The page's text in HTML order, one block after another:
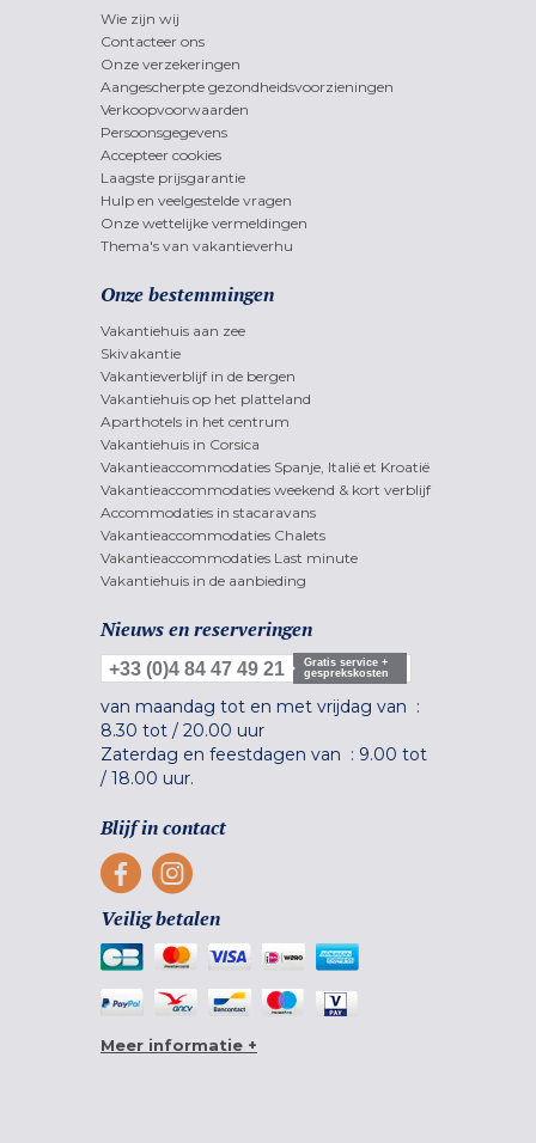
Wie zijn wij
Contacteer ons
Onze verzekeringen
Aangescherpte gezondheidsvoorzieningen
Verkoopvoorwaarden
Persoonsgegevens
Accepteer cookies
Laagste prijsgarantie
Hulp en veelgestelde vragen
Onze wettelijke vermeldingen
Thema's van vakantieverhu
Onze bestemmingen
Vakantiehuis aan zee
Skivakantie
Vakantieverblijf in de bergen
Vakantiehuis op het platteland
Aparthotels in het centrum
Vakantiehuis in Corsica
Vakantieaccommodaties Spanje, Italië et Kroatië
Vakantieaccommodaties weekend & kort verblijf
Accommodaties in stacaravans
Vakantieaccommodaties Chalets
Vakantieaccommodaties Last minute
Vakantiehuis in de aanbieding
Nieuws en reserveringen
+33 (0)4 84 47 49 21
Gratis service +
gesprekskosten
van maandag tot en met vrijdag van :
8.30 tot / 20.00 uur
Zaterdag en feestdagen van : 9.00 tot
/ 18.00 uur.
Blijf in contact
Veilig betalen
Meer informatie +